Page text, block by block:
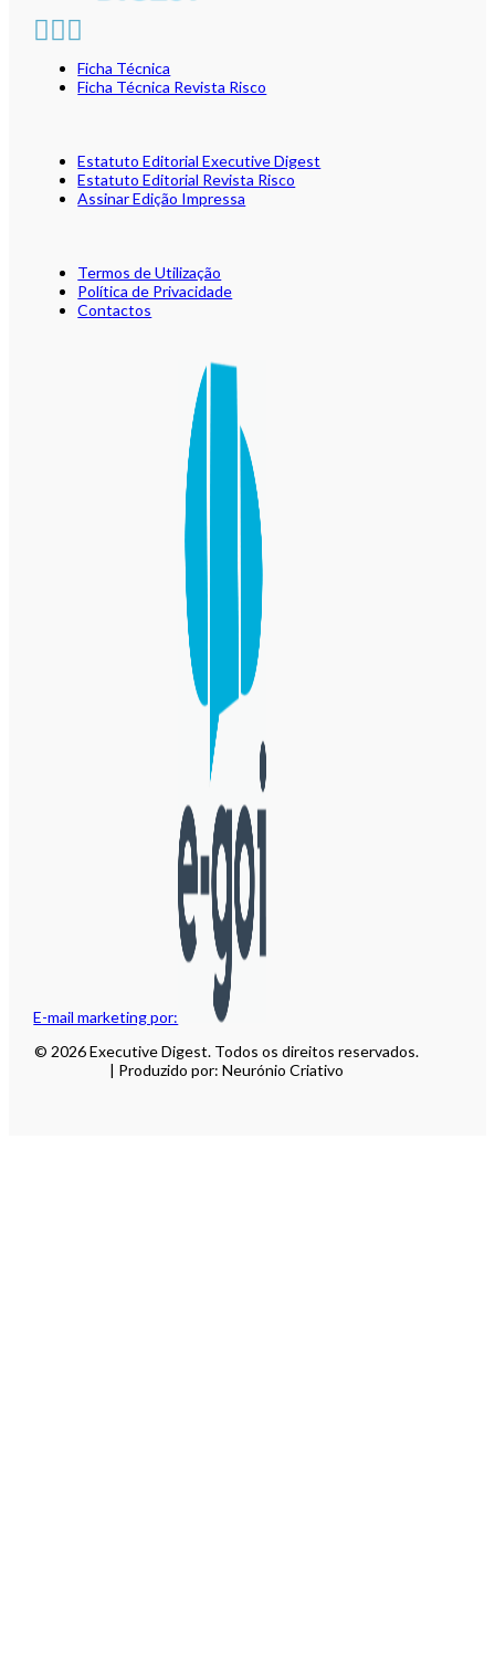
E-mail marketing por:
Ficha Técnica
Ficha Técnica Revista Risco
Estatuto Editorial Executive Digest
Estatuto Editorial Revista Risco
Assinar Edição Impressa
Termos de Utilização
Política de Privacidade
Contactos
© 2026 Executive Digest. Todos os direitos reservados.
| Produzido por: Neurónio Criativo